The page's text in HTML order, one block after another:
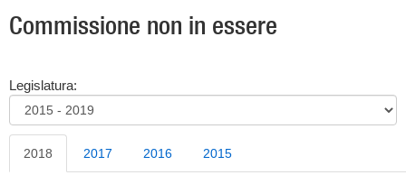
Commissione non in essere
Legislatura:
2018 2017 2016
2015